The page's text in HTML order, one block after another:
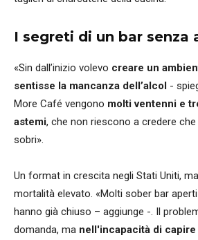
I segreti di un bar senza
«Sin dall’inizio volevo creare un
sentisse la mancanza dell’alcol -
More Café vengono molti ventenni e
astemi, che non riescono a credere
sobri».
Un format in crescita negli Stati Uniti,
mortalità elevato. «Molti sober bar
hanno già chiuso – aggiunge -. Il
domanda, ma nell'incapacità di